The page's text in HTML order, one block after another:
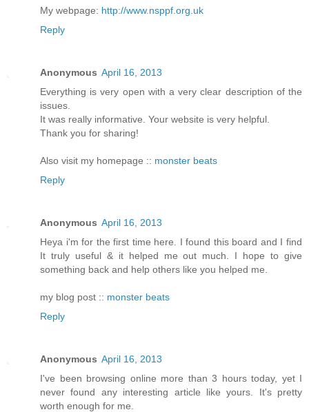
My webpage: http://www.nsppf.org.uk
Reply
Anonymous April 16, 2013
Everything is very open with a very clear description of the
issues.
It was really informative. Your website is very helpful.
Thank you for sharing!
Also visit my homepage :: monster beats
Reply
Anonymous April 16, 2013
Heya i'm for the first time here. I found this board and I find
It truly useful & it helped me out much. I hope to give
something back and help others like you helped me.
my blog post :: monster beats
Reply
Anonymous April 16, 2013
I've been browsing online more than 3 hours today, yet I
never found any interesting article like yours. It's pretty
worth enough for me.